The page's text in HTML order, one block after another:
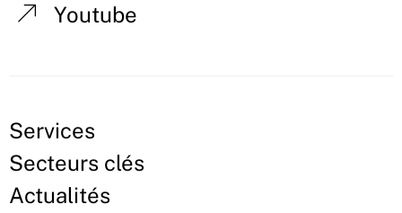
Youtube
Services
Secteurs clés
Actualités